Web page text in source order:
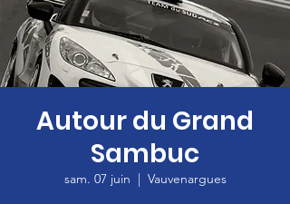
Autour du Grand
Sambuc
sam. 07 juin
  |
Vauvenargues